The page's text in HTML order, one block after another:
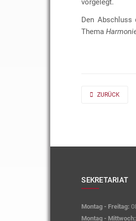
Den Abschluss
Thema
PREVIOUS
ZURÜCK
SEKRETARIAT
Montag - Freitag:
Montag - Mittwoch: